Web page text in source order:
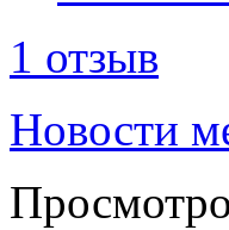
1 отзыв
Новости